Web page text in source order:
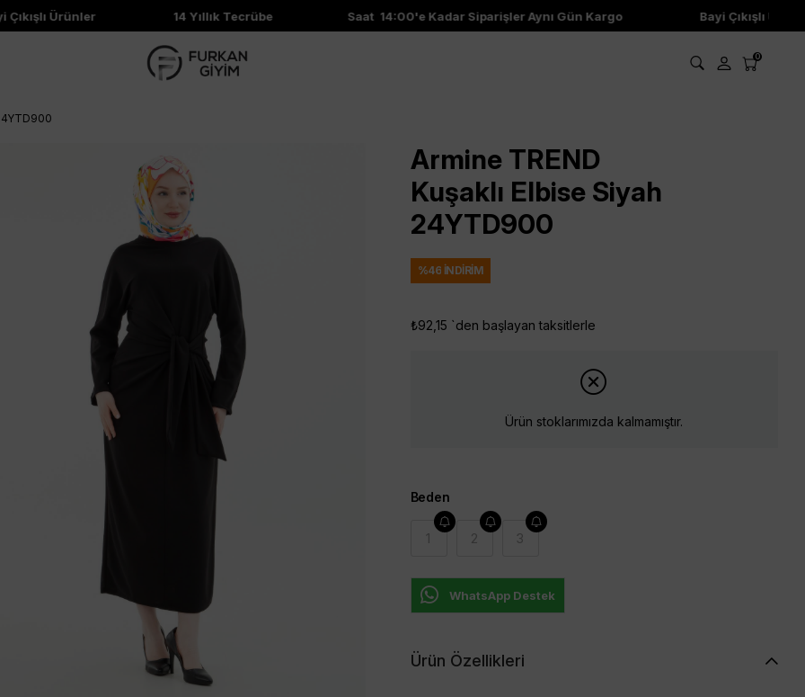
Ürünler 14 Yıllık Tecrübe Saat 14:00'e Kadar Siparişler Aynı Gün Kargo Bayi Çıkışlı Ürünler
0
Armine TREND
Kuşaklı Elbise Siyah
24YTD900
%46 İNDIRIM
₺92,15 `den başlayan taksitlerle
Ürün stoklarımızda kalmamıştır.
Beden
1 2 3
WhatsApp Destek
Ürün Özellikleri